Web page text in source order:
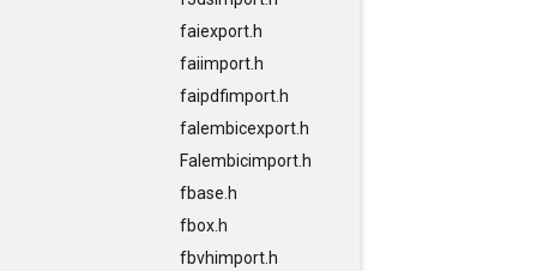
faiexport.h
faiimport.h
faipdfimport.h
falembicexport.h
Falembicimport.h
fbase.h
fbox.h
fbvhimport.h